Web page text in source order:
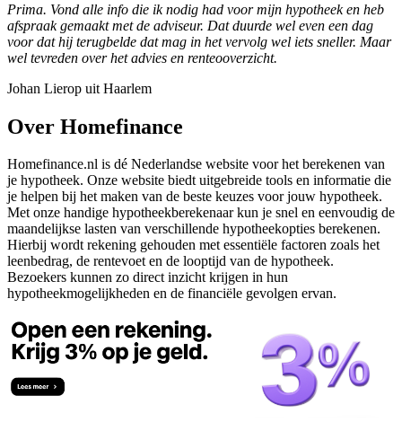
Prima. Vond alle info die ik nodig had voor mijn hypotheek en heb
afspraak gemaakt met de adviseur. Dat duurde wel even een dag
voor dat hij terugbelde dat mag in het vervolg wel iets sneller. Maar
wel tevreden over het advies en renteooverzicht.
Johan Lierop uit Haarlem
Over Homefinance
Homefinance.nl is dé Nederlandse website voor het berekenen van
je hypotheek. Onze website biedt uitgebreide tools en informatie die
je helpen bij het maken van de beste keuzes voor jouw hypotheek.
Met onze handige hypotheekberekenaar kun je snel en eenvoudig de
maandelijkse lasten van verschillende hypotheekopties berekenen.
Hierbij wordt rekening gehouden met essentiële factoren zoals het
leenbedrag, de rentevoet en de looptijd van de hypotheek.
Bezoekers kunnen zo direct inzicht krijgen in hun
hypotheekmogelijkheden en de financiële gevolgen ervan.